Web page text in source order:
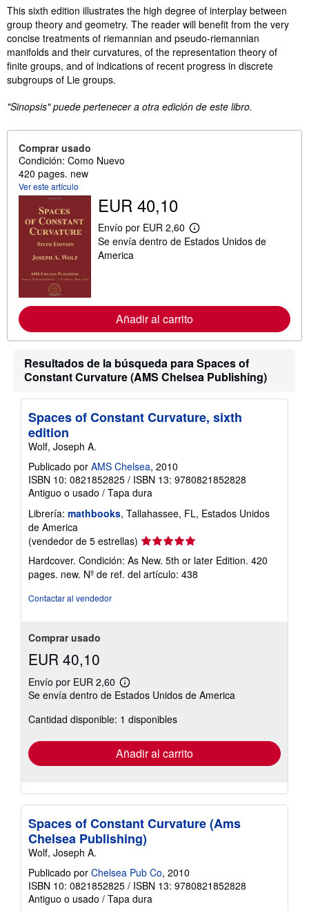
Sinopsis
This sixth edition illustrates the high degree of interplay between
group theory and geometry. The reader will benefit from the very
concise treatments of riemannian and pseudo-riemannian
manifolds and their curvatures, of the representation theory of
finite groups, and of indications of recent progress in discrete
subgroups of Lie groups.
"Sinopsis" puede pertenecer a otra edición de este libro.
Comprar usado
Condición: Como Nuevo
420 pages. new
Ver este artículo
EUR 40,10
Envío por EUR 2,60
M
á
r
c
n
s
b
e
r
s
e
n
v
Se envía dentro de Estados Unidos de
America
Añadir al carrito
Resultados de la búsqueda para Spaces of
Constant Curvature (AMS Chelsea Publishing)
Spaces of Constant Curvature, sixth
edition
Wolf, Joseph A.
Publicado por AMS Chelsea, 2010
ISBN 10: 0821852825 / ISBN 13: 9780821852828
Antiguo o usado / Tapa dura
Librería: mathbooks, Tallahassee, FL, Estados Unidos
de America
(vendedor de 5 estrellas) Calificación
del
vendedor:
5
Hardcover. Condición: As New. 5th or later Edition. 420
pages. new. Nº de ref. del artículo: 438
Contactar al vendedor
Comprar usado
EUR 40,10
Envío por EUR 2,60
Más
información
las
tarifas
envío
Se envía dentro de Estados Unidos de America
Cantidad disponible: 1 disponibles
Añadir al carrito
Spaces of Constant Curvature (Ams
Chelsea Publishing)
Wolf, Joseph A.
Publicado por Chelsea Pub Co, 2010
ISBN 10: 0821852825 / ISBN 13: 9780821852828
Antiguo o usado / Tapa dura